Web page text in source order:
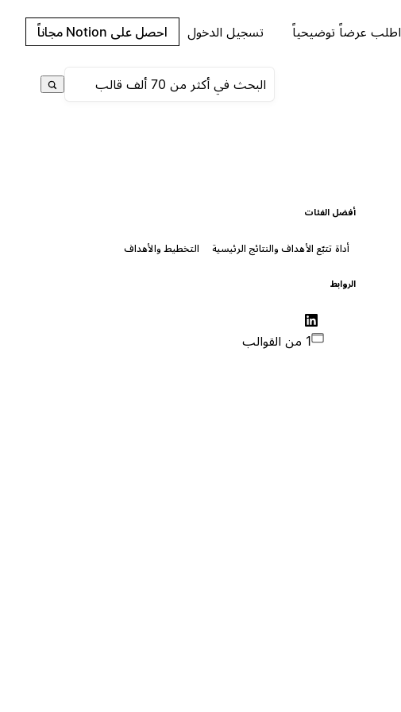
اطلب عرضاً توضيحياً تسجيل الدخول احصل على Notion مجاناً
أفضل الفئات
أداة تتبّع الأهداف والنتائج الرئيسية التخطيط والأهداف
الروابط
1 من القوالب